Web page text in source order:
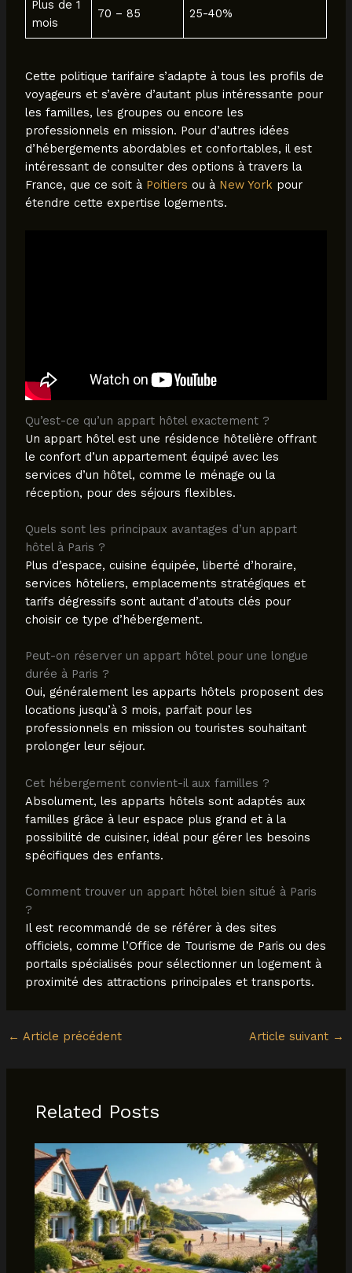
Plus de 1
mois
70 – 85 25-40%
Cette politique tarifaire s’adapte à tous les profils de
voyageurs et s’avère d’autant plus intéressante pour
les familles, les groupes ou encore les
professionnels en mission. Pour d’autres idées
d’hébergements abordables et confortables, il est
intéressant de consulter des options à travers la
France, que ce soit à Poitiers ou à New York pour
étendre cette expertise logements.
Qu’est-ce qu’un appart hôtel exactement ?
Un appart hôtel est une résidence hôtelière offrant
le confort d’un appartement équipé avec les
services d’un hôtel, comme le ménage ou la
réception, pour des séjours flexibles.
Quels sont les principaux avantages d’un appart
hôtel à Paris ?
Plus d’espace, cuisine équipée, liberté d’horaire,
services hôteliers, emplacements stratégiques et
tarifs dégressifs sont autant d’atouts clés pour
choisir ce type d’hébergement.
Peut-on réserver un appart hôtel pour une longue
durée à Paris ?
Oui, généralement les apparts hôtels proposent des
locations jusqu’à 3 mois, parfait pour les
professionnels en mission ou touristes souhaitant
prolonger leur séjour.
Cet hébergement convient-il aux familles ?
Absolument, les apparts hôtels sont adaptés aux
familles grâce à leur espace plus grand et à la
possibilité de cuisiner, idéal pour gérer les besoins
spécifiques des enfants.
Comment trouver un appart hôtel bien situé à Paris
?
Il est recommandé de se référer à des sites
officiels, comme l’Office de Tourisme de Paris ou des
portails spécialisés pour sélectionner un logement à
proximité des attractions principales et transports.
← Article précédent Article suivant →
Related Posts